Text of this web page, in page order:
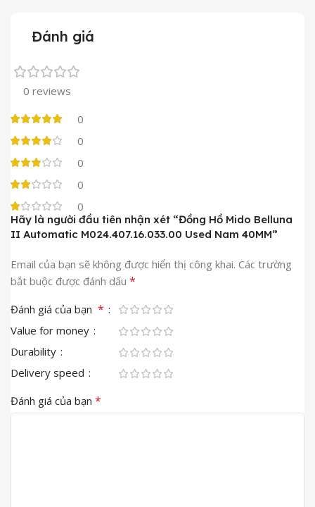
Đánh giá
0 reviews
0
0
0
0
0
Hãy là người đầu tiên nhận xét “Đồng Hồ Mido Belluna
II Automatic M024.407.16.033.00 Used Nam 40MM”
Email của bạn sẽ không được hiển thị công khai. Các trường
bắt buộc được đánh dấu *
Đánh giá của bạn *
Value for money
Durability
Delivery speed
Đánh giá của bạn *